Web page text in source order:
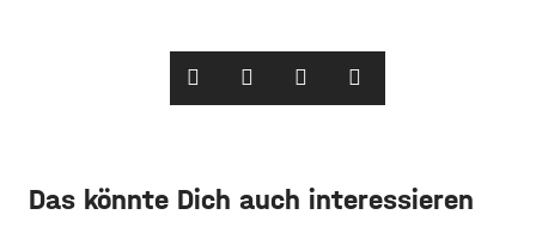
Das könnte Dich auch interessieren